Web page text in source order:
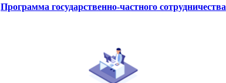
Программа государственно-частного сотрудничества